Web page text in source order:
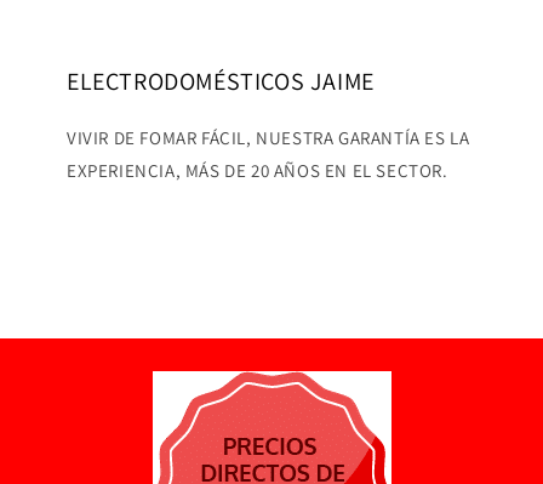
ELECTRODOMÉSTICOS JAIME
VIVIR DE FOMAR FÁCIL, NUESTRA GARANTÍA ES LA
EXPERIENCIA, MÁS DE 20 AÑOS EN EL SECTOR.